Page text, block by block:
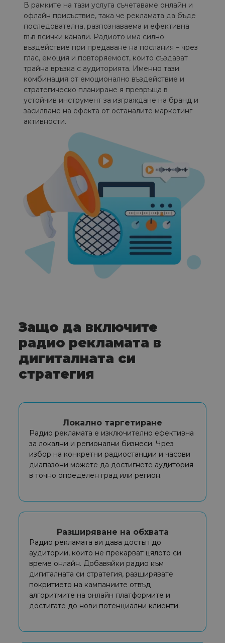
В рамките на тази услуга съчетаваме онлайн и
офлайн присъствие, така че рекламата да бъде
последователна, разпознаваема и ефективна
във всички канали. Радиото има силно
въздействие при предаване на послания – чрез
глас, емоция и повторяемост, които създават
трайна връзка с аудиторията. Именно тази
комбинация от емоционално въздействие и
стратегическо планиране я превръща в
устойчив инструмент за изграждане на бранд и
засилване на ефекта от останалите маркетинг
активности.
Защо да включите
радио рекламата в
дигиталната си
стратегия
Локално таргетиране
Радио рекламата е изключително ефективна
за локални и регионални бизнеси. Чрез
избор на конкретни радиостанции и часови
диапазони можете да достигнете аудитория
в точно определен град или регион.
Разширяване на обхвата
Радио рекламата ви дава достъп до
аудитории, които не прекарват цялото си
време онлайн. Добавяйки радио към
дигиталната си стратегия, разширявате
покритието на кампаниите отвъд
алгоритмите на онлайн платформите и
достигате до нови потенциални клиенти.